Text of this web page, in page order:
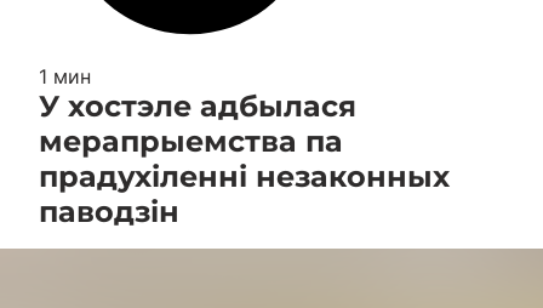
1 мин
У хостэле адбылася
мерапрыемства па
прадухіленні незаконных
паводзін